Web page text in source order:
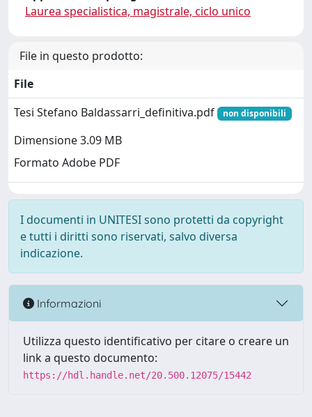
Laurea specialistica, magistrale, ciclo unico
File in questo prodotto:
File
Tesi Stefano Baldassarri_definitiva.pdf
non disponibili
Dimensione 3.09 MB
Formato Adobe PDF
I documenti in UNITESI sono protetti da copyright
e tutti i diritti sono riservati, salvo diversa
indicazione.
Informazioni
Utilizza questo identificativo per citare o creare un
link a questo documento:
https://hdl.handle.net/20.500.12075/15442